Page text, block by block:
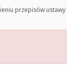
przepisów ustawy